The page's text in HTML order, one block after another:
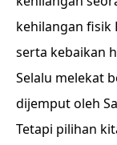
kehilangan fisik
serta kebaikan
Selalu melekat
dijemput oleh
Tetapi pilihan